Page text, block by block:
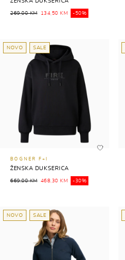
269,00 KM 134,50 KM -50%
NOVO SALE
BOGNER F+I
ŽENSKA DUKSERICA
669,00 KM 468,30 KM -30%
NOVO SALE